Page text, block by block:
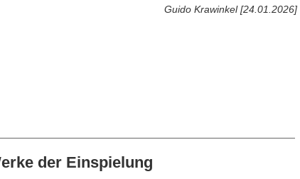
Guido Krawinkel [24.01.2026]
der Einspielung